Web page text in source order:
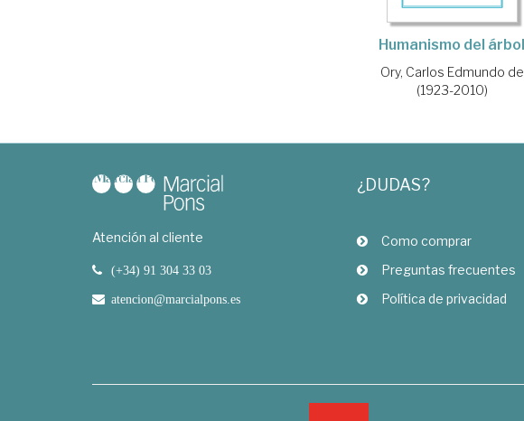
Humanismo del árbol
Ory, Carlos Edmundo de
(1923-2010)
Atención al cliente
(+34) 91 304 33 03
atencion@marcialpons.es
¿DUDAS?
Como comprar
Preguntas frecuentes
Política de privacidad